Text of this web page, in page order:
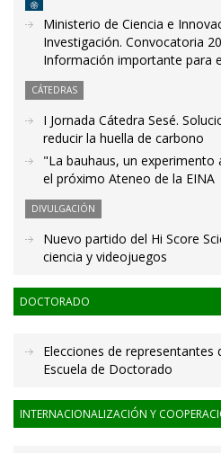
Ministerio de Ciencia e
Investigación. Convocatoria
Información importante para
CÁTEDRAS
I Jornada Cátedra Sesé.
reducir la huella de carbono
"La bauhaus, un
el próximo Ateneo de la EINA
DIVULGACIÓN
Nuevo partido del Hi Score
ciencia y videojuegos
DOCTORADO
Elecciones de representantes
Escuela de Doctorado
INTERNACIONALIZACIÓN Y